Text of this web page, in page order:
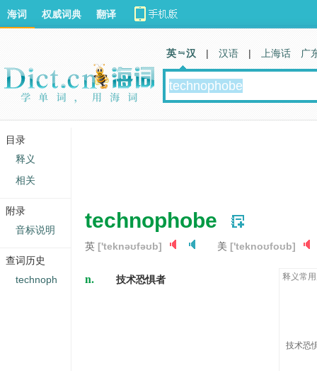
technophobe
英 ['teknəʊfəʊb] 美 ['teknoʊfoʊb]
n. 技术恐惧者 释义常
技术恐
海词 权威词典 翻译
英 汉 | 汉语 | 上海话 广
目录
释义
相关
附录
音标说明
查词历史
technoph